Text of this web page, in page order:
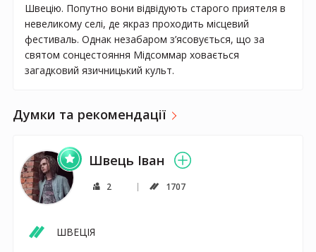
Швецію. Попутно вони відвідують старого приятеля в
невеликому селі, де якраз проходить місцевий
фестиваль. Однак незабаром з’ясовується, що за
святом сонцестояння Мідсоммар ховається
загадковий язичницький культ.
Думки та рекомендації
Швець Іван
2 1707
ШВЕЦІЯ